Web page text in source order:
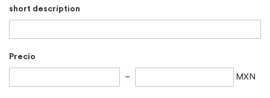
short description
Precio
MXN